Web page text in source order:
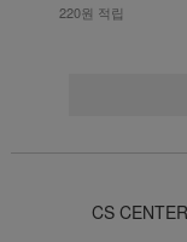
220원 적립
CS CENTER